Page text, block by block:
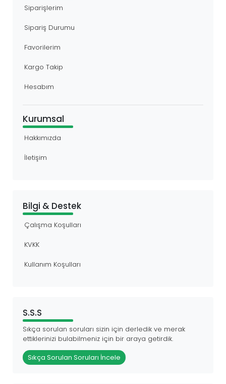
Siparişlerim
Sipariş Durumu
Favorilerim
Kargo Takip
Hesabım
Kurumsal
Hakkımızda
İletişim
Bilgi & Destek
Çalışma Koşulları
KVKK
Kullanım Koşulları
S.S.S
Sıkça sorulan soruları sizin için derledik ve merak
ettiklerinizi bulabilmeniz için bir araya getirdik.
Sıkça Sorulan Soruları İncele